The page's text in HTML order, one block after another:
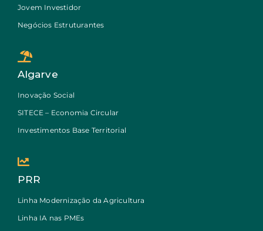
Jovem Investidor
Negócios Estruturantes
Algarve
Inovação Social
SITECE – Economia Circular
Investimentos Base Territorial
PRR
Linha Modernização da Agricultura
Linha IA nas PMEs